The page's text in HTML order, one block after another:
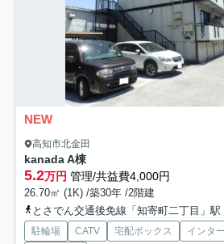
NEW
高知市北金田
kanada A棟
5.2万円 管理/共益費4,000円
26.70㎡ (1K) /築30年 /2階建
とさでん交通後免線「知寄町二丁目」駅
駐輪場 CATV 宅配ボックス
インタ